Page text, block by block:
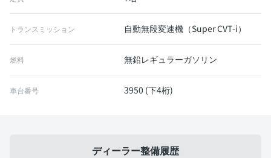
トランスミッション 自動無段変速機（Super CVT-i）
燃料 無鉛レギュラーガソリン
車台番号 3950 (下4桁)
ディーラー整備履歴